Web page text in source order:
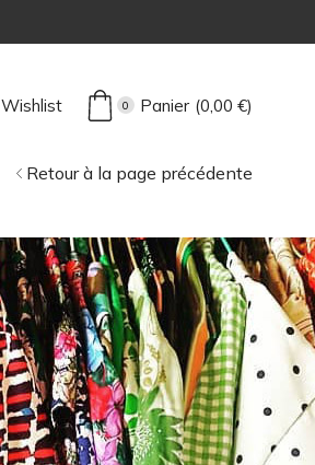
Wishlist 0 Panier (0,00 €)
Retour à la page précédente